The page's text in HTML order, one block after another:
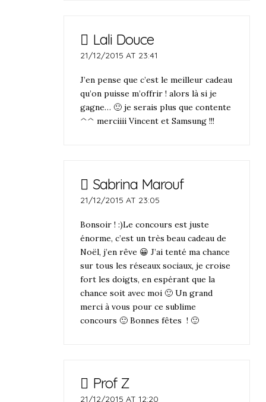
Lali Douce
21/12/2015 AT 23:41
J’en pense que c’est le meilleur cadeau
qu’on puisse m’offrir ! alors là si je
gagne… 🙂 je serais plus que contente
^^ merciiii Vincent et Samsung !!!
Sabrina Marouf
21/12/2015 AT 23:05
Bonsoir ! :)Le concours est juste
énorme, c’est un très beau cadeau de
Noël, j’en rêve 😀 J’ai tenté ma chance
sur tous les réseaux sociaux, je croise
fort les doigts, en espérant que la
chance soit avec moi 🙂 Un grand
merci à vous pour ce sublime
concours 🙂 Bonnes fêtes ! 🙂
Prof Z
21/12/2015 AT 12:20